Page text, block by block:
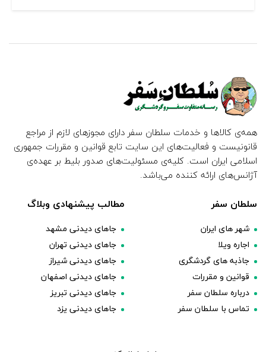
همه‌ی کالاها و خدمات سلطان سفر دارای مجوزهای لازم از مراجع
قانونیست و فعالیت‌های این سایت تابع قوانین و مقررات جمهوری
اسلامی ایران است. کلیه‌ی مسئولیت‌های صدور بلیط بر عهده‌ی
آژانس‌های ارائه کننده می‌باشد.
سلطان سفر
شهر های ایران
اجاره ویلا
جاذبه های گردشگری
قوانین و مقررات
درباره سلطان سفر
تماس با سلطان سفر
مطالب پیشنهادی وبلاگ
جاهای دیدنی مشهد
جاهای دیدنی تهران
جاهای دیدنی شیراز
جاهای دیدنی اصفهان
جاهای دیدنی تبریز
جاهای دیدنی یزد